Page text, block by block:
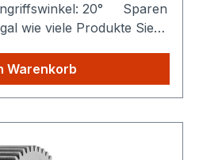
20° Sparen
wie viele Produkte Sie
Warenkorb